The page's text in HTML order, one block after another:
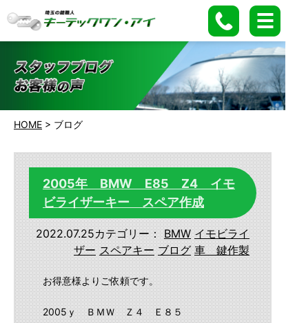
HOME > ブログ
2005年 BMW E85 Z4 イモ
ビライザーキー スペア作成
2022.07.25カテゴリー： BMW イモビライ
ザー スペアキー ブログ 車 鍵作製
お得意様よりご依頼です。
2005ｙ ＢＭＷ Ｚ４ Ｅ８５